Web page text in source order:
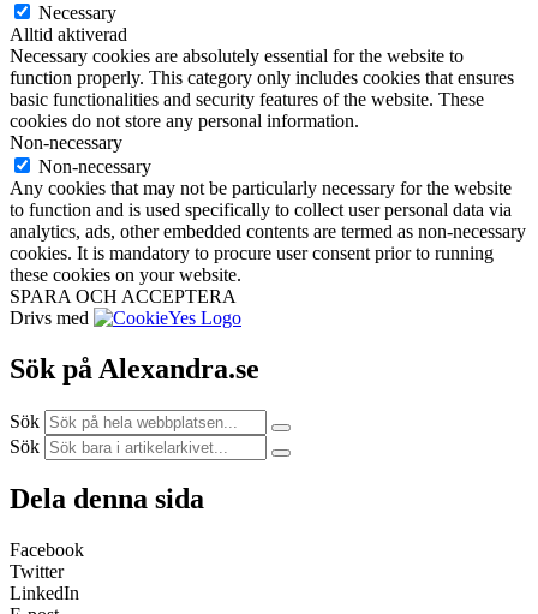
Necessary
Alltid aktiverad
Necessary cookies are absolutely essential for the website to
function properly. This category only includes cookies that ensures
basic functionalities and security features of the website. These
cookies do not store any personal information.
Non-necessary
Non-necessary
Any cookies that may not be particularly necessary for the website
to function and is used specifically to collect user personal data via
analytics, ads, other embedded contents are termed as non-necessary
cookies. It is mandatory to procure user consent prior to running
these cookies on your website.
SPARA OCH ACCEPTERA
Drivs med
Sök på Alexandra.se
Sök
Sök
Dela denna sida
Facebook
Twitter
LinkedIn